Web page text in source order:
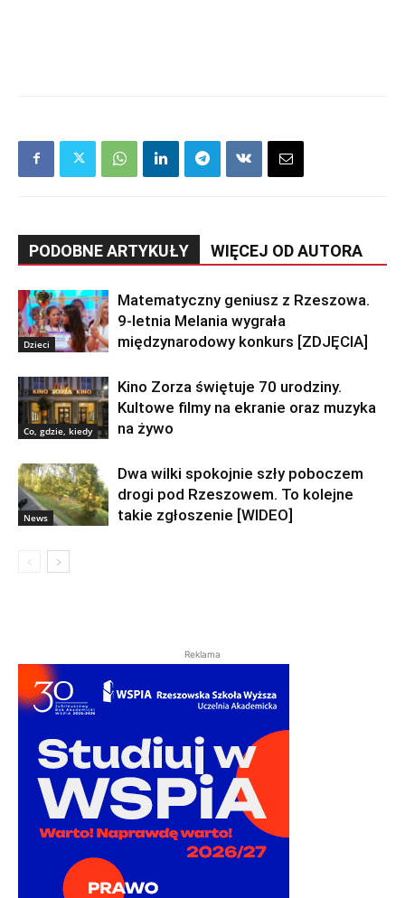
PODOBNE ARTYKUŁY WIĘCEJ OD AUTORA
Dzieci
Matematyczny geniusz z Rzeszowa.
9-letnia Melania wygrała
międzynarodowy konkurs [ZDJĘCIA]
Co, gdzie, kiedy
Kino Zorza świętuje 70 urodziny.
Kultowe filmy na ekranie oraz muzyka
na żywo
News
Dwa wilki spokojnie szły poboczem
drogi pod Rzeszowem. To kolejne
takie zgłoszenie [WIDEO]
Reklama